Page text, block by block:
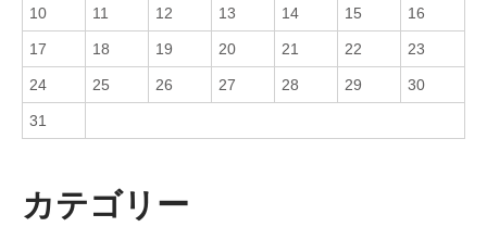
10 11 12 13 14 15 16
17 18 19 20 21 22 23
24 25 26 27 28 29 30
31
カテゴリー